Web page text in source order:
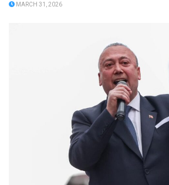
MARCH 31, 2026